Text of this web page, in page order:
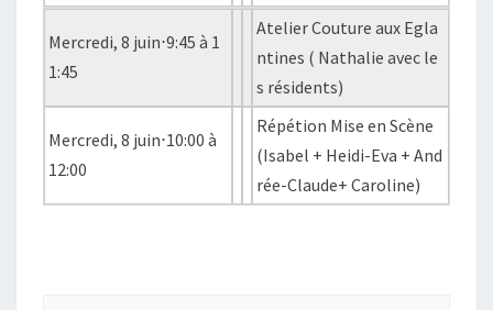
Mercredi, 8 juin⋅9:45 à 1
1:45
Atelier Couture aux Egla
ntines ( Nathalie avec le
s résidents)
Mercredi, 8 juin⋅10:00 à
12:00
Répétion Mise en Scène
(Isabel + Heidi-Eva + And
rée-Claude+ Caroline)